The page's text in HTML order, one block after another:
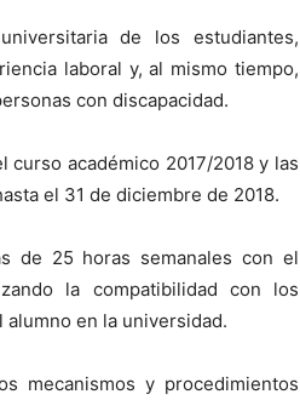
de los estudiantes,
laboral y, al mismo tiempo,
con discapacidad.
curso académico 2017/2018 y las
el 31 de diciembre de 2018.
de 25 horas semanales con el
la compatibilidad con los
en la universidad.
mecanismos y procedimientos